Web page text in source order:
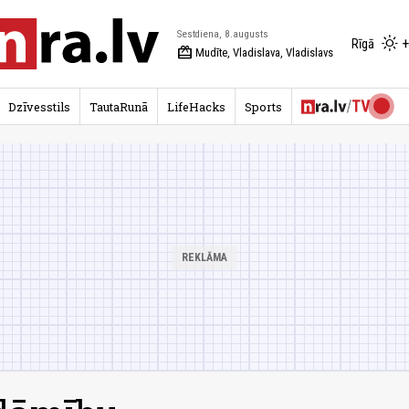
Sestdiena, 8.augusts
redeem Mudīte, Vladislava, Vladislavs
Rīgā
Dzīvesstils TautaRunā LifeHacks Sports